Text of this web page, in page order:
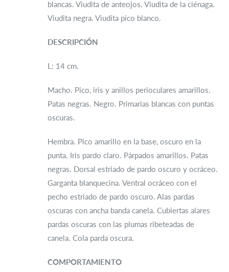
blancas. Viudita de anteojos. Viudita de la ciénaga.
Viudita negra. Viudita pico blanco.
DESCRIPCIÓN
L: 14 cm.
Macho. Pico, iris y anillos perioculares amarillos.
Patas negras. Negro. Primarias blancas con puntas
oscuras.
Hembra. Pico amarillo en la base, oscuro en la
punta. Iris pardo claro. Párpados amarillos. Patas
negras. Dorsal estriado de pardo oscuro y ocráceo.
Garganta blanquecina. Ventral ocráceo con el
pecho estriado de pardo oscuro. Alas pardas
oscuras con ancha banda canela. Cubiertas alares
pardas oscuras con las plumas ribeteadas de
canela. Cola parda oscura.
COMPORTAMIENTO